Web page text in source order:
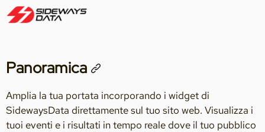
Panoramica
Amplia la tua portata incorporando i widget di
SidewaysData direttamente sul tuo sito web. Visualizza i
tuoi eventi e i risultati in tempo reale dove il tuo pubblico